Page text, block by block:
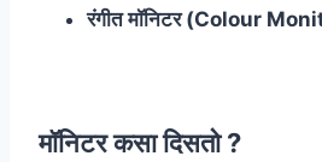
रंगीत मॉनिटर (Colour
मॉनिटर कसा दिसतो ?